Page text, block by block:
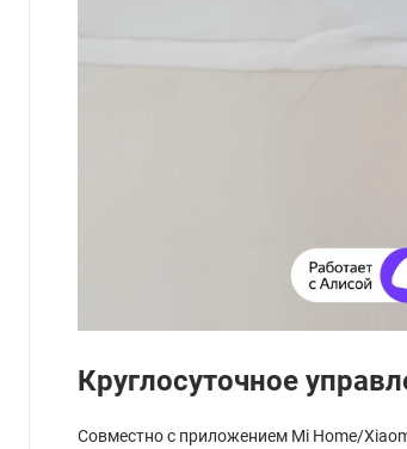
Круглосуточное
Совместно с приложением Mi Home/